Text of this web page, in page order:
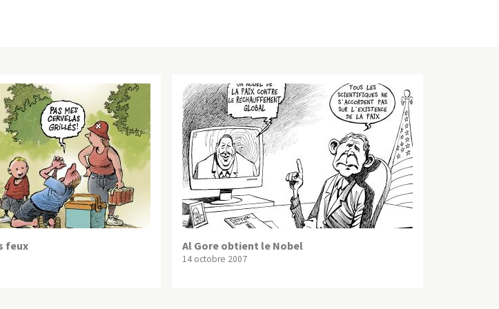
feux Al Gore obtient le Nobel
14 octobre 2007